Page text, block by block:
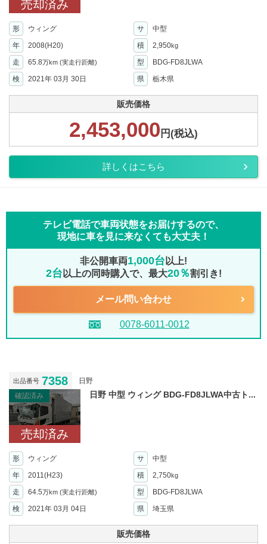
売却済み
形 ウィング サ
中型
年
2008(H20) 積 2,950kg
走 65.8万km (実走行距離) 型
BDG-FD8JLWA
検
2021年 03月 30日 県 栃木県
販売価格
2,453,000 円(税込)
詳しくはこちら
テレビ電話で車両状態をお届けするので、
現地に車を見に来なくても大丈夫！
非公開車両1,000台 以上!
2台 以上の同時購入で、最大20％割引き!
メール問い合わせ
0078-6011-0012
出品番号 7358
日野
確認済み
売却済み
日野 中型 ウィング BDG-FD8JLWA中古ト...
形 ウィング サ
中型
年
2011(H23) 積 2,750kg
走 64.5万km (実走行距離) 型
BDG-FD8JLWA
検
2021年 03月 04日 県 埼玉県
販売価格